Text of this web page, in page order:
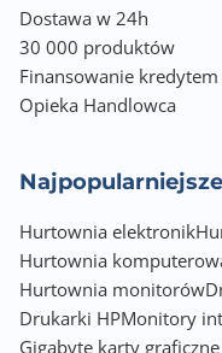
Dostawa w 24h
30 000 produktów
Finansowanie
Opieka Handlowca
Najpopularniejsze
Hurtownia elektronik
Hurtownia
Hurtownia monitorów
Drukarki HPMonitory
Gigabyte karty graficzne